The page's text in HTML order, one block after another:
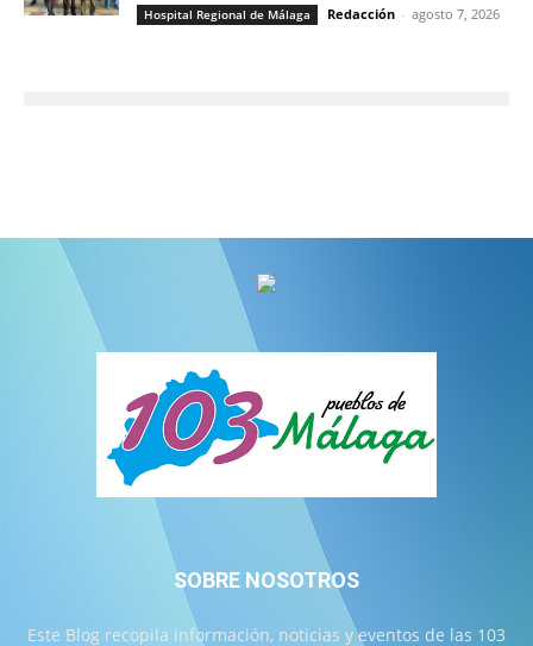
Hospital Regional de Málaga Redacción - agosto 7, 2026
SOBRE NOSOTROS
Este Blog recopila información, noticias y eventos de las 103